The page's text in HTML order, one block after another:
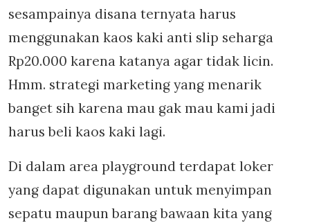
sesampainya disana ternyata harus
menggunakan kaos kaki anti slip seharga
Rp20.000 karena katanya agar tidak licin.
Hmm. strategi marketing yang menarik
banget sih karena mau gak mau kami jadi
harus beli kaos kaki lagi.
Di dalam area playground terdapat loker
yang dapat digunakan untuk menyimpan
sepatu maupun barang bawaan kita yang